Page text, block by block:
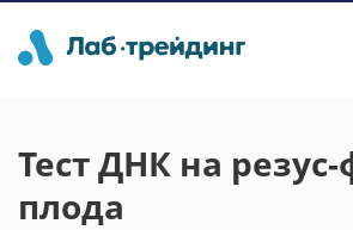
Тест ДНК на
плода